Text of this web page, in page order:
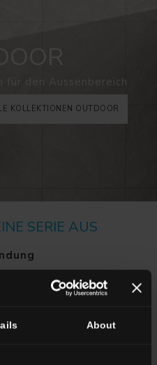
About
für den Aussenbereich
KOLLEKTIONEN OUTDOOR
SERIE AUS